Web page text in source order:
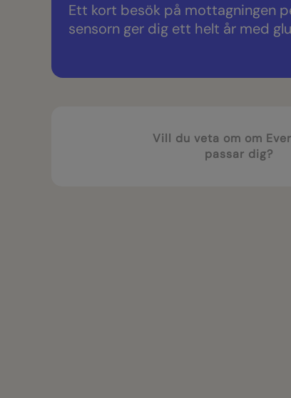
Ett kort besök på mottagningen
sensorn ger dig ett helt år med
Vill du veta om om
passar dig?